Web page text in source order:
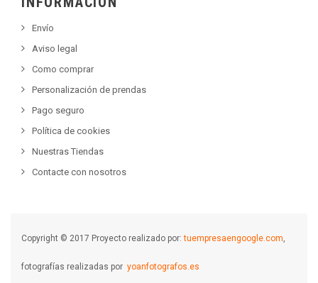
Envío
Aviso legal
Como comprar
Personalización de prendas
Pago seguro
Política de cookies
Nuestras Tiendas
Contacte con nosotros
Copyright © 2017 Proyecto realizado por:tuempresaengoogle.com,
fotografías realizadas por yoanfotografos.es